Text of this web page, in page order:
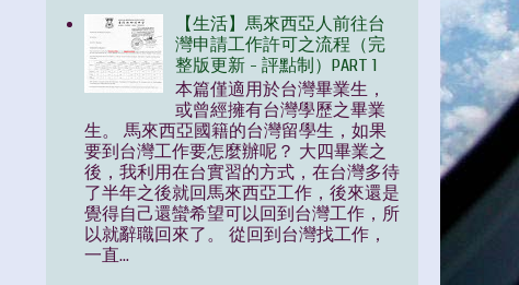
【生活】馬來西亞人前往台
灣申請工作許可之流程（完
整版更新 - 評點制）PART 1
本篇僅適用於台灣畢業生，
或曾經擁有台灣學歷之畢業
生。 馬來西亞國籍的台灣留學生，如果
要到台灣工作要怎麼辦呢？ 大四畢業之
後，我利用在台實習的方式，在台灣多待
了半年之後就回馬來西亞工作，後來還是
覺得自己還蠻希望可以回到台灣工作，所
以就辭職回來了。 從回到台灣找工作，
一直...